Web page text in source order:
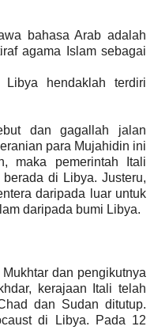
bahasa Arab adalah
agama Islam sebagai
Libya hendaklah terdiri
dan gagallah jalan
para Mujahidin ini
maka pemerintah Itali
di Libya. Justeru,
daripada luar untuk
daripada bumi Libya.
dan pengikutnya
kerajaan Itali telah
dan Sudan ditutup.
di Libya. Pada 12